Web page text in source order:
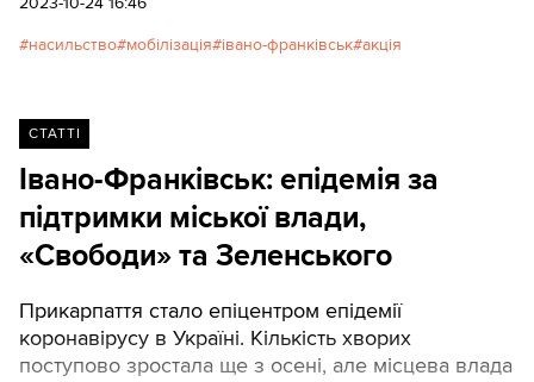
насильство мобілізація івано-франківськ акція
СТАТТІ
Івано-Франківськ: епідемія за
підтримки міської влади,
«Свободи» та Зеленського
Прикарпаття стало епіцентром епідемії
коронавірусу в Україні. Кількість хворих
поступово зростала ще з осені, але місцева влада